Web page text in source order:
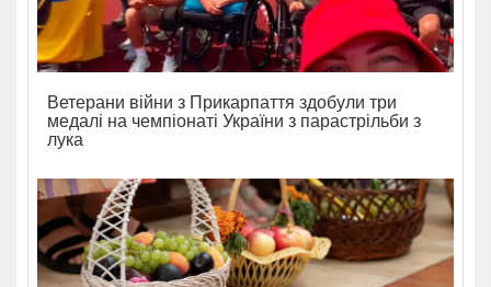
Ветерани війни з Прикарпаття здобули три
медалі на чемпіонаті України з парастрільби з
лука